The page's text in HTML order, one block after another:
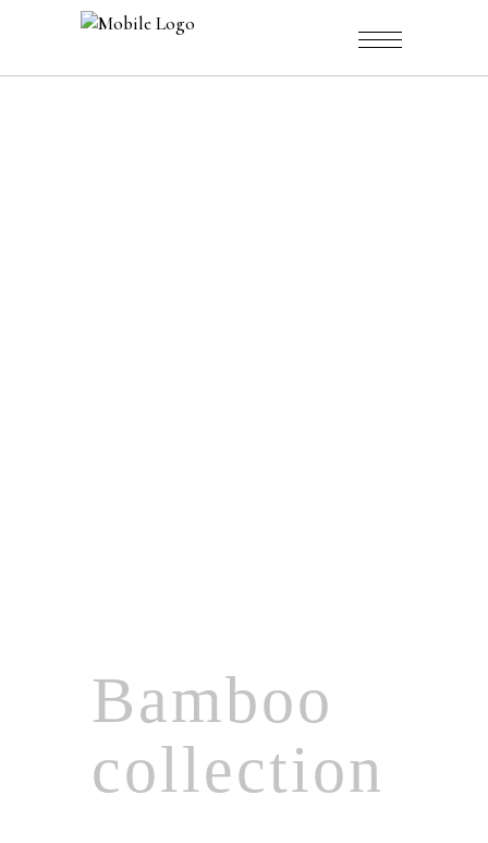
Bamboo
collection